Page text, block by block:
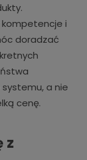
kompetencje i
doradzać
a nie
cenę.
z